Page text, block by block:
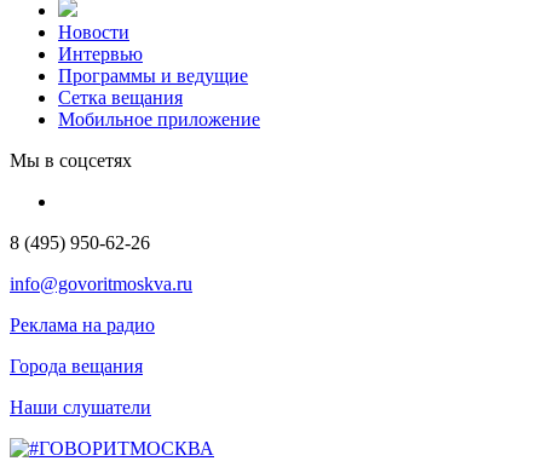
Новости
Интервью
Программы и ведущие
Сетка вещания
Мобильное приложение
Мы в соцсетях
8 (495) 950-62-26
info@govoritmoskva.ru
Реклама на радио
Города вещания
Наши слушатели